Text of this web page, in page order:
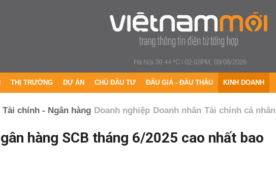
Hà Nội 30.44 °C|02:03PM, 09/08/2026
THỊ TRƯỜNG DỰ ÁN CHỦ ĐẦU TƯ ĐẤU GIÁ - ĐẤU THẦU KINH DOANH
Tài chính - Ngân hàng Doanh nghiệp Doanh nhân Tài chính cá nhân
hàng SCB tháng 6/2025 cao nhất bao